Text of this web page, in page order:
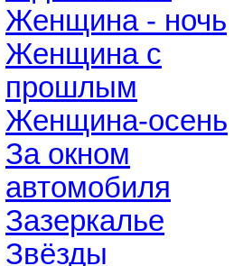
Женщина - ночь
Женщина с
прошлым
Женщина-осень
За окном
автомобиля
Зазеркалье
Звёзды